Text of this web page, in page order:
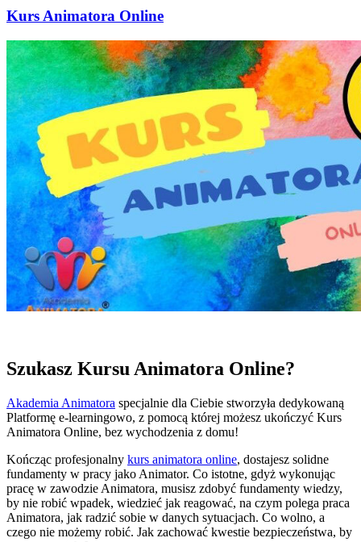
Kurs Animatora Online
Szukasz Kursu Animatora Online?
Akademia Animatora specjalnie dla Ciebie stworzyła dedykowaną
Platformę e-learningowo, z pomocą której możesz ukończyć Kurs
Animatora Online, bez wychodzenia z domu!
Kończąc profesjonalny kurs animatora online, dostajesz solidne
fundamenty w pracy jako Animator. Co istotne, gdyż wykonując
pracę w zawodzie Animatora, musisz zdobyć fundamenty wiedzy,
by nie robić wpadek, wiedzieć jak reagować, na czym polega praca
Animatora, jak radzić sobie w danych sytuacjach. Co wolno, a
czego nie możemy robić. Jak zachować kwestie bezpieczeństwa, by